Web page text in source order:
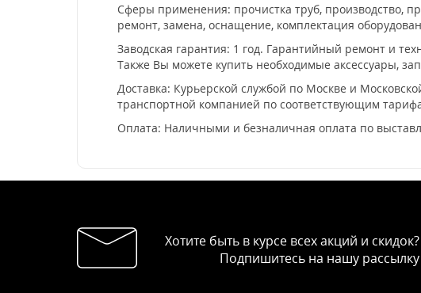
Сферы применения: прочистка труб, производство,
ремонт, замена, оснащение, комплектация
Заводская гарантия: 1 год. Гарантийный ремонт и
Также Вы можете купить необходимые аксессуары,
Доставка: Курьерской службой по Москве и
транспортной компанией по соответствующим
Оплата: Наличными и безналичная оплата по
Хотите быть в курсе всех акций и скидок?
Подпишитесь на нашу рассылку